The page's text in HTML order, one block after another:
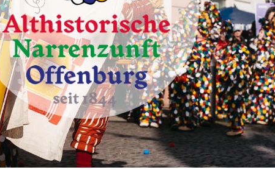
Ranzengarde
Spättle
Veef und Andres